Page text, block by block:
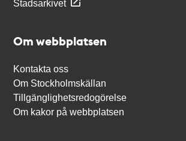
Stadsarkivet
Om webbplatsen
Kontakta oss
Om Stockholmskällan
Tillgänglighetsredogörelse
Om kakor på webbplatsen